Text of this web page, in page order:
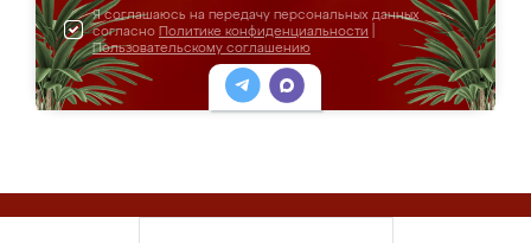
Я соглашаюсь на передачу персональных данных
согласно Политике конфиденциальности
Пользовательскому соглашению